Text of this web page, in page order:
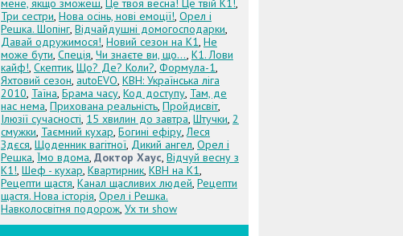
мене, якщо зможеш, Це твоя весна! Це твій К1!,
Три сестри, Нова осінь, нові емоції!, Орел і
Решка. Шопінг, Відчайдушні домогосподарки,
Давай одружимося!, Новий сезон на К1, Не
може бути, Спеція, Чи знаєте ви, що..., К1. Лови
кайф!, Скептик, Що? Де? Коли?, Формула-1,
Яхтовий сезон, autoEVO, КВН: Українська ліга
2010, Таїна, Брама часу, Код доступу, Там, де
нас нема, Прихована реальність, Пройдисвіт,
Ілюзії сучасності, 15 хвилин до завтра, Штучки, 2
смужки, Таємний кухар, Богині ефіру,Леся
Здєся, Щоденник вагітної, Дикий ангел, Орел і
Решка, Їмо вдома, Доктор Хаус, Відчуй весну з
К1!, Шеф - кухар, Квартирник, КВН на К1,
Рецепти щастя, Канал щасливих людей, Рецепти
щастя. Нова історія, Орел і Решка.
Навколосвітня подорож, Ух ти show